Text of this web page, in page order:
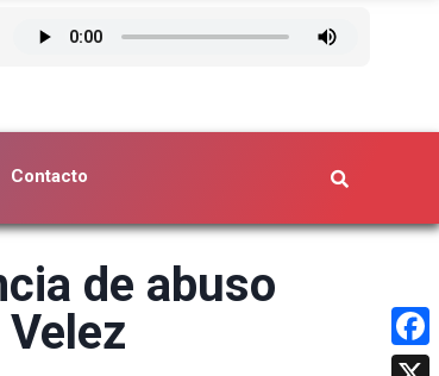
Contacto
de abuso